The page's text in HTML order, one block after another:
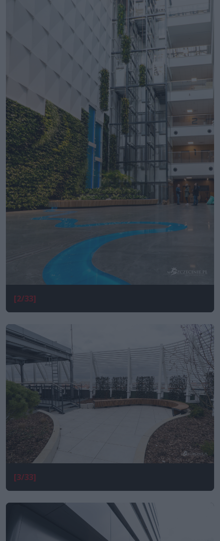
[2/33]
[3/33]